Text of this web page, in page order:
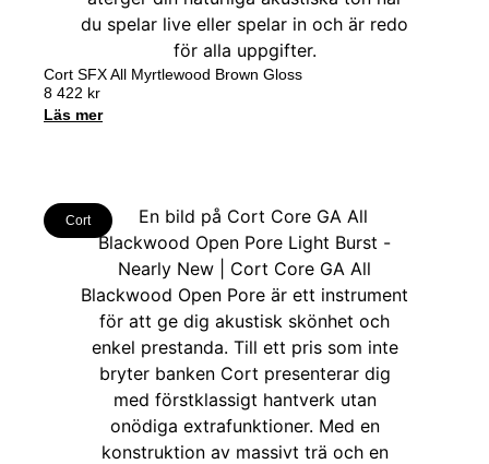
Cort SFX All Myrtlewood Brown Gloss
8 422 kr
Läs mer
Cort